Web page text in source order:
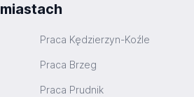
Praca Kędzierzyn-Koźle
Praca Brzeg
Praca Prudnik